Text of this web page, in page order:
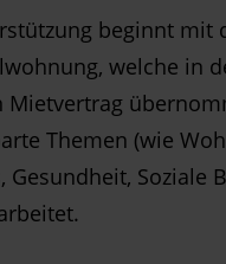
beginnt mit
welche in
Themen (wie
Gesundheit, Soziale